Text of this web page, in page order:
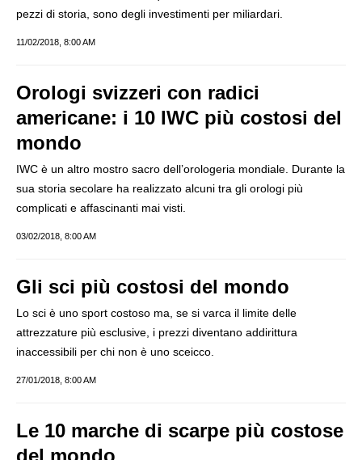
pezzi di storia, sono degli investimenti per miliardari.
11/02/2018, 8:00 AM
Orologi svizzeri con radici
americane: i 10 IWC più costosi del
mondo
IWC è un altro mostro sacro dell’orologeria mondiale. Durante la
sua storia secolare ha realizzato alcuni tra gli orologi più
complicati e affascinanti mai visti.
03/02/2018, 8:00 AM
Gli sci più costosi del mondo
Lo sci è uno sport costoso ma, se si varca il limite delle
attrezzature più esclusive, i prezzi diventano addirittura
inaccessibili per chi non è uno sceicco.
27/01/2018, 8:00 AM
Le 10 marche di scarpe più costose
del mondo